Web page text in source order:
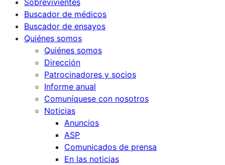
Buscador de médicos
Buscador de ensayos
Quiénes somos
Quiénes somos
Dirección
Patrocinadores y socios
Informe anual
Comuníquese con nosotros
Noticias
Anuncios
ASP
Comunicados de prensa
En las noticias